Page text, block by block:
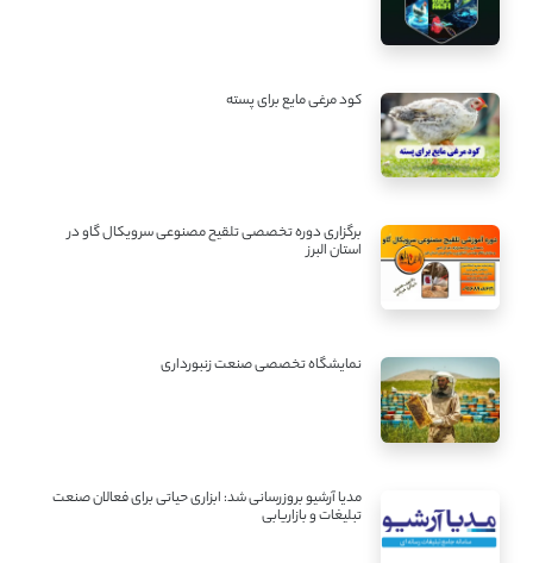
کود مرغی مایع برای پسته
برگزاری دوره تخصصی تلقیح مصنوعی سرویکال گاو در
استان البرز
نمایشگاه تخصصی صنعت زنبورداری
مدیا آرشیو بروزرسانی شد: ابزاری حیاتی برای فعالان صنعت
تبلیغات و بازاریابی